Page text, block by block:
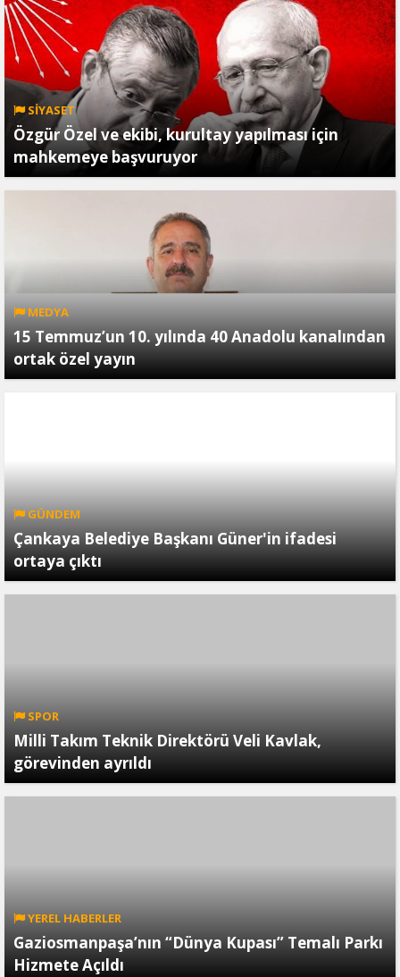
SİYASET
Özgür Özel ve ekibi, kurultay yapılması için
mahkemeye başvuruyor
MEDYA
15 Temmuz’un 10. yılında 40 Anadolu kanalından
ortak özel yayın
GÜNDEM
Çankaya Belediye Başkanı Güner'in ifadesi
ortaya çıktı
SPOR
Milli Takım Teknik Direktörü Veli Kavlak,
görevinden ayrıldı
YEREL HABERLER
Gaziosmanpaşa’nın “Dünya Kupası” Temalı Parkı
Hizmete Açıldı